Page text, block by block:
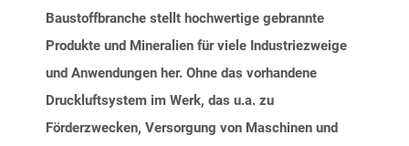
SKI WebApps
SKI WebApp WS
SKI WebApp TG
Baustoffbranche stellt hochwertige gebrannte
Produkte und Mineralien für viele Industriezweige
und Anwendungen her. Ohne das vorhandene
Druckluftsystem im Werk, das u.a. zu
Förderzwecken, Versorgung von Maschinen und